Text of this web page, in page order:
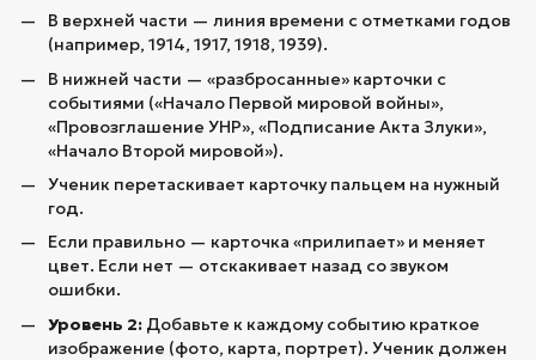
В верхней части — линия времени с отметками годов
(например, 1914, 1917, 1918, 1939).
В нижней части — «разбросанные» карточки с
событиями («Начало Первой мировой войны»,
«Провозглашение УНР», «Подписание Акта Злуки»,
«Начало Второй мировой»).
Ученик перетаскивает карточку пальцем на нужный
год.
Если правильно — карточка «прилипает» и меняет
цвет. Если нет — отскакивает назад со звуком
ошибки.
Уровень 2: Добавьте к каждому событию краткое
изображение (фото, карта, портрет). Ученик должен